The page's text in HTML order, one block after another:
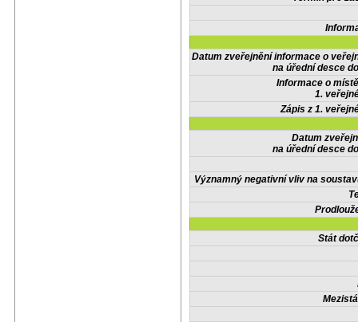
Datum zveřejnění informace o
na úřední desce
Informace o
1.
Zápis z 1.
Datum
na úřední desce
Významný negativní vliv na
Stát